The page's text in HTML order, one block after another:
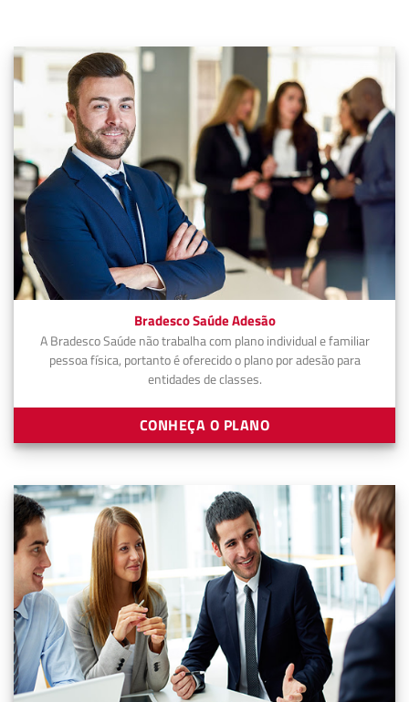
Bradesco Saúde Adesão
A Bradesco Saúde não trabalha com plano individual e familiar
pessoa física, portanto é oferecido o plano por adesão para
entidades de classes.
CONHEÇA O PLANO